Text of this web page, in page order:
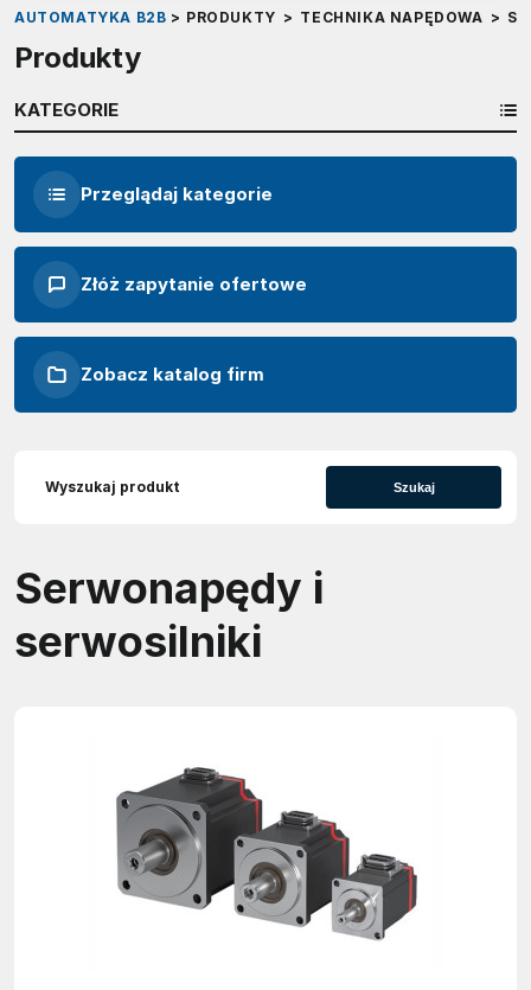
AUTOMATYKA B2B > PRODUKTY > TECHNIKA NAPĘDOWA >
Produkty
KATEGORIE
Przeglądaj kategorie
Złóż zapytanie ofertowe
Zobacz katalog firm
Szukaj
Serwonapędy i
serwosilniki